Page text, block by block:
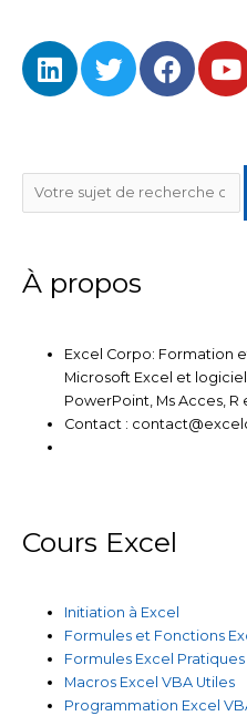
L
i
e
d
i
T
w
t
e
r
F
a
b
o
o
Y
o
u
b
e
Rechercher
À propos
Excel Corpo: Formation
Microsoft Excel et
PowerPoint, Ms Acces, R
Contact :
Cours Excel
Initiation à Excel
Formules et Fonctions
Formules Excel Pratiques
Macros Excel VBA Utiles
Programmation Excel